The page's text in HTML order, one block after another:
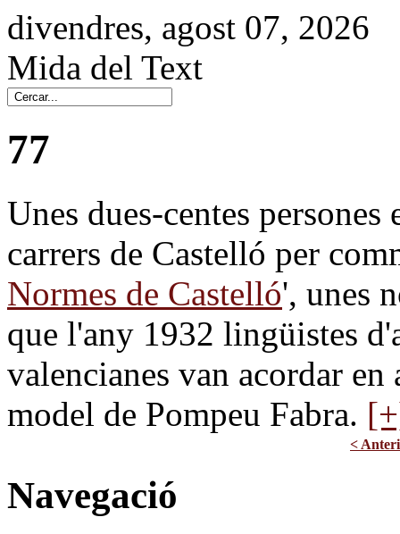
divendres, agost 07, 2026
Mida del Text
77
Unes dues-centes
carrers de Castelló per
Normes de Castelló', unes
que l'any 1932 lingüistes
valencianes van acordar
model de Pompeu Fabra.
<
Navegació